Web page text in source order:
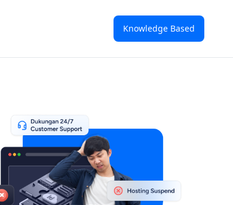
Knowledge Based